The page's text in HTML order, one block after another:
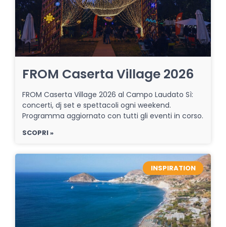
FROM Caserta Village 2026
FROM Caserta Village 2026 al Campo Laudato Sì:
concerti, dj set e spettacoli ogni weekend.
Programma aggiornato con tutti gli eventi in corso.
SCOPRI »
INSPIRATION